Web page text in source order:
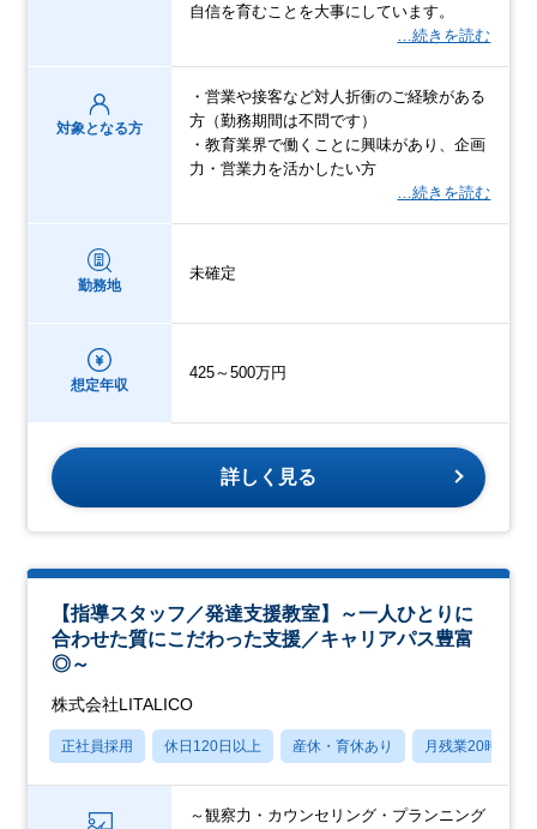
自信を育むことを大事にしています。
…続きを読む
対象となる方
・営業や接客など対人折衝のご経験がある
方（勤務期間は不問です）
・教育業界で働くことに興味があり、企画
力・営業力を活かしたい方
…続きを読む
勤務地
未確定
想定年収
425～500万円
詳しく見る
【指導スタッフ／発達支援教室】～一人ひとりに
合わせた質にこだわった支援／キャリアパス豊富
◎～
株式会社LITALICO
正社員採用 休日120日以上 産休・育休あり 月残業20時間以
～観察力・カウンセリング・プランニング